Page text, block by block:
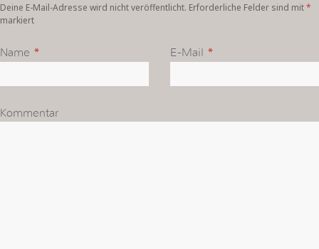
Deine E-Mail-Adresse wird nicht veröffentlicht. Erforderliche Felder sind mit*
markiert
Name * E-Mail *
Kommentar